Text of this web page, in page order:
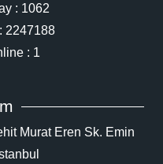
: 1062
2247188
: 1
Murat Eren Sk. Emin